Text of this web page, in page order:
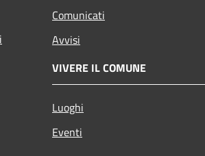
Comunicati
Avvisi
VIVERE IL COMUNE
Luoghi
Eventi